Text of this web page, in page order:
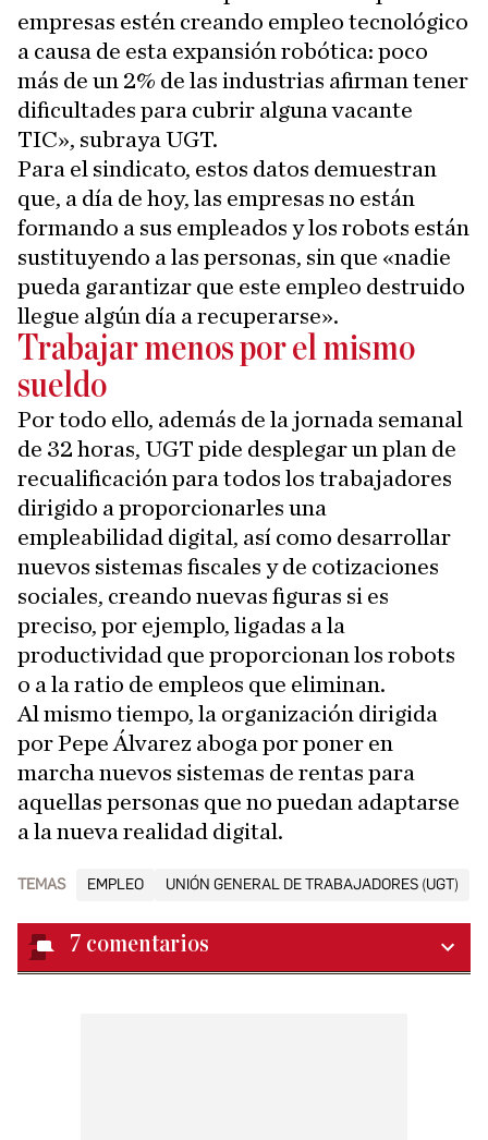
empresas estén creando empleo tecnológico
a causa de esta expansión robótica: poco
más de un 2% de las industrias afirman tener
dificultades para cubrir alguna vacante
TIC», subraya UGT.
Para el sindicato, estos datos demuestran
que, a día de hoy, las empresas no están
formando a sus empleados y los robots están
sustituyendo a las personas, sin que «nadie
pueda garantizar que este empleo destruido
llegue algún día a recuperarse».
Trabajar menos por el mismo
sueldo
Por todo ello, además de la jornada semanal
de 32 horas, UGT pide desplegar un plan de
recualificación para todos los trabajadores
dirigido a proporcionarles una
empleabilidad digital, así como desarrollar
nuevos sistemas fiscales y de cotizaciones
sociales, creando nuevas figuras si es
preciso, por ejemplo, ligadas a la
productividad que proporcionan los robots
o a la ratio de empleos que eliminan.
Al mismo tiempo, la organización dirigida
por Pepe Álvarez aboga por poner en
marcha nuevos sistemas de rentas para
aquellas personas que no puedan adaptarse
a la nueva realidad digital.
TEMAS EMPLEO UNIÓN GENERAL DE TRABAJADORES (UGT)
7 comentarios